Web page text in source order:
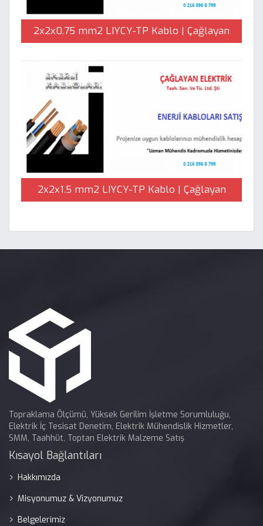
2x2x0.75 mm2 LIYCY-TP Kablo | Çağlayan
2x2x1.5 mm2 LIYCY-TP Kablo | Çağlayan
Topraklama Ölçümü, Yüksek Gerilim İşletme Sorumluluğu,
Elektrik İç Tesisat Denetim, Elektrik Mühendislik Hizmetler,
SMM, Taahhüt, Toptan Elektrik Malzeme Satış
Kısayol Bağlantıları
Hakkımızda
Misyonumuz & Vizyonumuz
Belgelerimiz